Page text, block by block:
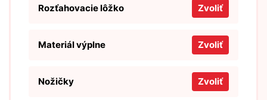
Rozťahovacie lôžko Zvoliť
Materiál výplne Zvoliť
Nožičky Zvoliť